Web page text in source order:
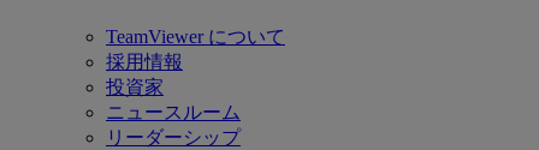
TeamViewer について
採用情報
投資家
ニュースルーム
リーダーシップ